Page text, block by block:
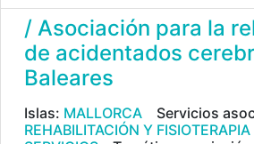
/ Asociación para la
de acidentados
Baleares
Islas: MALLORCA
Servicios
REHABILITACIÓN Y FISIOTERAPIA